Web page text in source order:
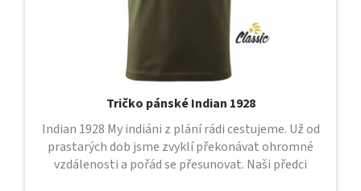
Tričko pánské Indian 1928
Indian 1928 My indiáni z plání rádi cestujeme. Už od
prastarých dob jsme zvyklí překonávat ohromné
vzdálenosti a pořád se přesunovat. Naši předci